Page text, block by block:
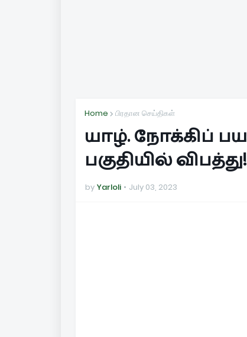
Home பிரதான செய்திகள்
யாழ். நோக்கிப்
பகுதியில் விபத்து!
by Yarloli July 03, 2023